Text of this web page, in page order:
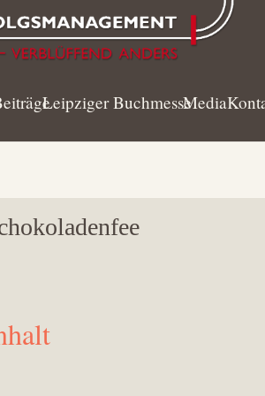
Leipziger BuchmesseMedia